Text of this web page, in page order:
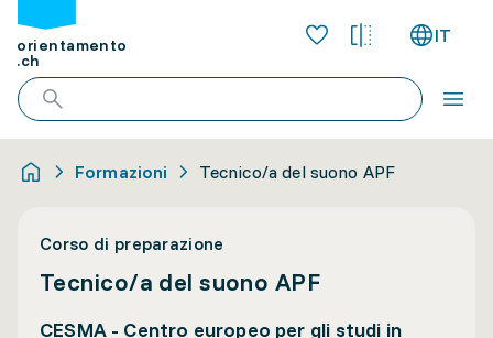
orientamento
.ch
IT
Formazioni Tecnico/a del suono APF
Corso di preparazione
Tecnico/a del suono APF
CESMA - Centro europeo per gli studi in